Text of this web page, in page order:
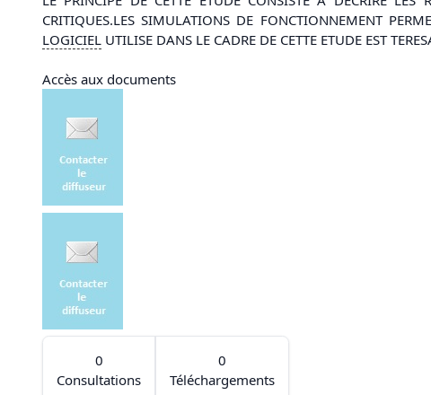
CRITIQUES.LES SIMULATIONS DE FONCTIONNEMENT
LOGICIEL UTILISE DANS LE CADRE DE CETTE ETUDE EST
Accès aux documents
0
Consultations
0
Téléchargements